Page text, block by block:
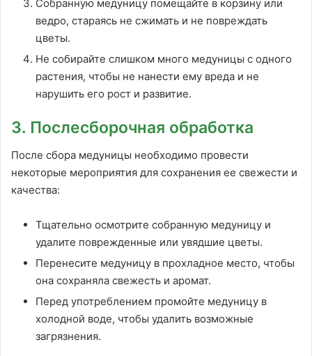
Собранную медуницу помещайте в корзину или
ведро, стараясь не сжимать и не повреждать
цветы.
Не собирайте слишком много медуницы с одного
растения, чтобы не нанести ему вреда и не
нарушить его рост и развитие.
3. Послесборочная обработка
После сбора медуницы необходимо провести
некоторые мероприятия для сохранения ее свежести и
качества:
Тщательно осмотрите собранную медуницу и
удалите поврежденные или увядшие цветы.
Перенесите медуницу в прохладное место, чтобы
она сохраняла свежесть и аромат.
Перед употреблением промойте медуницу в
холодной воде, чтобы удалить возможные
загрязнения.